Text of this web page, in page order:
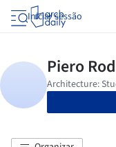
Iniciar sessão